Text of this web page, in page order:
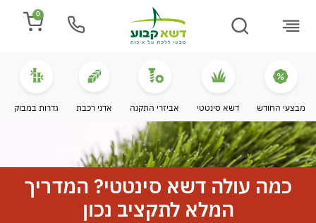
0
מבצעי החודש דשא סינטטי אביזרי התקנה אדני רכבת גדרות במבוק
כמה עולה דשא סינטטי? המדריך
המלא לתקציב נכון